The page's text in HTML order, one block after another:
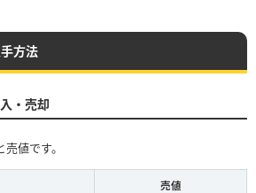
方法
・売却
値です。
売値